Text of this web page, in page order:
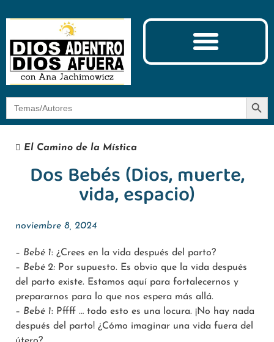
Botón
El Camino de la Mística
Dos Bebés (Dios, muerte,
vida, espacio)
noviembre 8, 2024
– Bebé 1: ¿Crees en la vida después del parto?
– Bebé 2: Por supuesto. Es obvio que la vida después
del parto existe. Estamos aquí para fortalecernos y
prepararnos para lo que nos espera más allá.
– Bebé 1: Pffff … todo esto es una locura. ¡No hay nada
después del parto! ¿Cómo imaginar una vida fuera del